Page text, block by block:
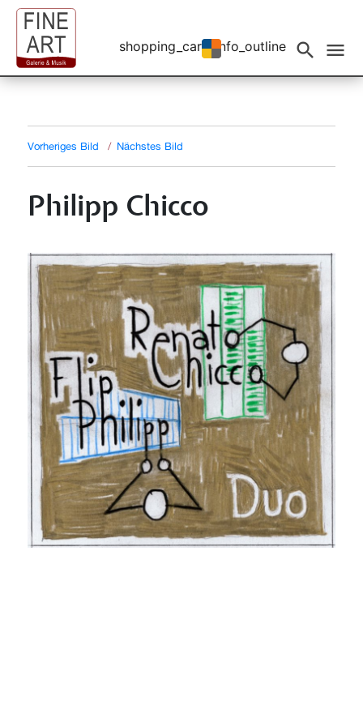
search
shopping_cart info_outline
Events filtern menu
Vorheriges Bild Nächstes Bild
Philipp Chicco